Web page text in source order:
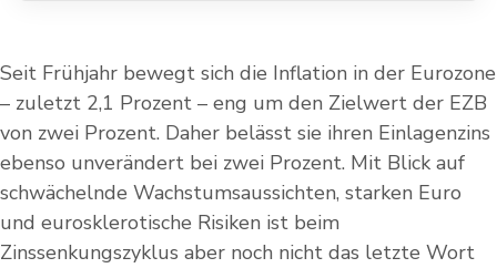
Seit Frühjahr bewegt sich die Inflation in der Eurozone
– zuletzt 2,1 Prozent – eng um den Zielwert der EZB
von zwei Prozent. Daher belässt sie ihren Einlagenzins
ebenso unverändert bei zwei Prozent. Mit Blick auf
schwächelnde Wachstumsaussichten, starken Euro
und eurosklerotische Risiken ist beim
Zinssenkungszyklus aber noch nicht das letzte Wort